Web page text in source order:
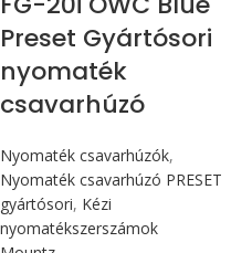
Preset Gyártósori
nyomaték
csavarhúzó
Nyomaték csavarhúzók,
Nyomaték csavarhúzó PRESET
gyártósori, Kézi
nyomatékszerszámok